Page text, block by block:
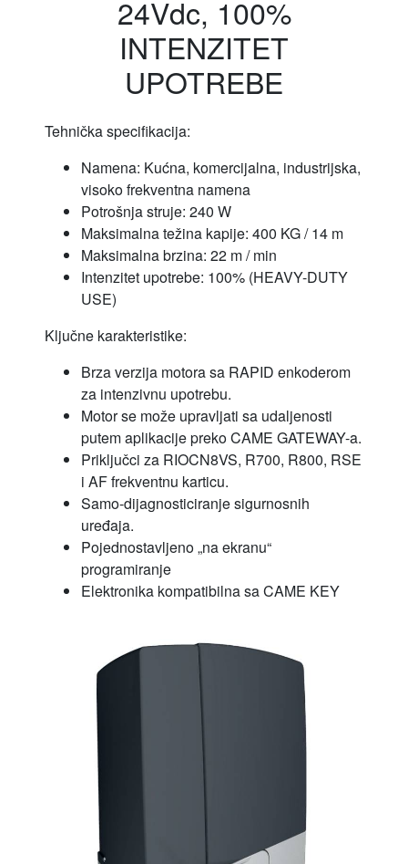
24Vdc, 100%
INTENZITET
UPOTREBE
Tehnička specifikacija:
Namena: Kućna, komercijalna, industrijska,
visoko frekventna namena
Potrošnja struje: 240 W
Maksimalna težina kapije: 400 KG / 14 m
Maksimalna brzina: 22 m / min
Intenzitet upotrebe: 100% (HEAVY-DUTY
USE)
Ključne karakteristike:
Brza verzija motora sa RAPID enkoderom
za intenzivnu upotrebu.
Motor se može upravljati sa udaljenosti
putem aplikacije preko CAME GATEWAY-a.
Priključci za RIOCN8VS, R700, R800, RSE
i AF frekventnu karticu.
Samo-dijagnosticiranje sigurnosnih
uređaja.
Pojednostavljeno „na ekranu“
programiranje
Elektronika kompatibilna sa CAME KEY